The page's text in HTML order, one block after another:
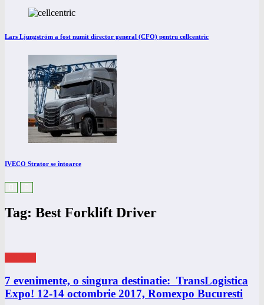
Lars Ljungström a fost numit director general (CFO) pentru cellcentric
IVECO Strator se întoarce
Tag: Best Forklift Driver
7 evenimente, o singura destinatie: TransLogistica
Expo! 12-14 octombrie 2017, Romexpo Bucuresti